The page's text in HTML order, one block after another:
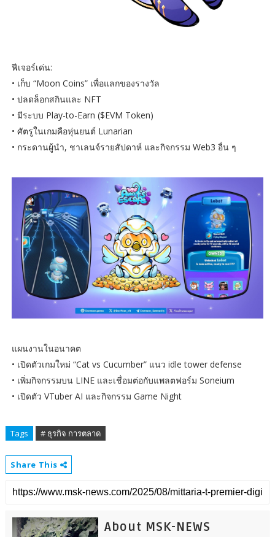
ฟีเจอร์เด่น:
• เก็บ “Moon Coins” เพื่อแลกของรางวัล
• ปลดล็อกสกินและ NFT
• มีระบบ Play-to-Earn ($EVM Token)
• ศัตรูในเกมคือหุ่นยนต์ Lunarian
• กระดานผู้นำ, ชาเลนจ์รายสัปดาห์ และกิจกรรม Web3 อื่น ๆ
แผนงานในอนาคต
• เปิดตัวเกมใหม่ “Cat vs Cucumber” แนว idle tower defense
• เพิ่มกิจกรรมบน LINE และเชื่อมต่อกับแพลตฟอร์ม Soneium
• เปิดตัว VTuber AI และกิจกรรม Game Night
Tags # ธุรกิจ การตลาด
Share This
About MSK-NEWS